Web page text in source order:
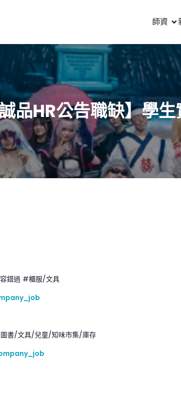
師資
品HR公告職缺】學生
錯過 #櫃服/文具
書/文具/兒童/知味市集/庫存